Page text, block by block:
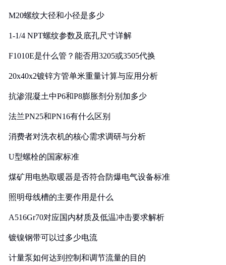
M20螺纹大径和小径是多少
1-1/4 NPT螺纹参数及底孔尺寸详解
F1010E是什么管？能否用3205或3505代换
20x40x2镀锌方管单米重量计算与应用分析
抗渗混凝土中P6和P8膨胀剂分别加多少
法兰PN25和PN16有什么区别
消费者对洗衣机的核心需求调研与分析
U型螺栓的国家标准
煤矿用电热取暖器是否符合防爆电气设备标准
照明母线槽的主要作用是什么
A516Gr70对应国内材质及低温冲击要求解析
镀镍钢带可以过多少电流
计量泵如何达到控制和调节流量的目的